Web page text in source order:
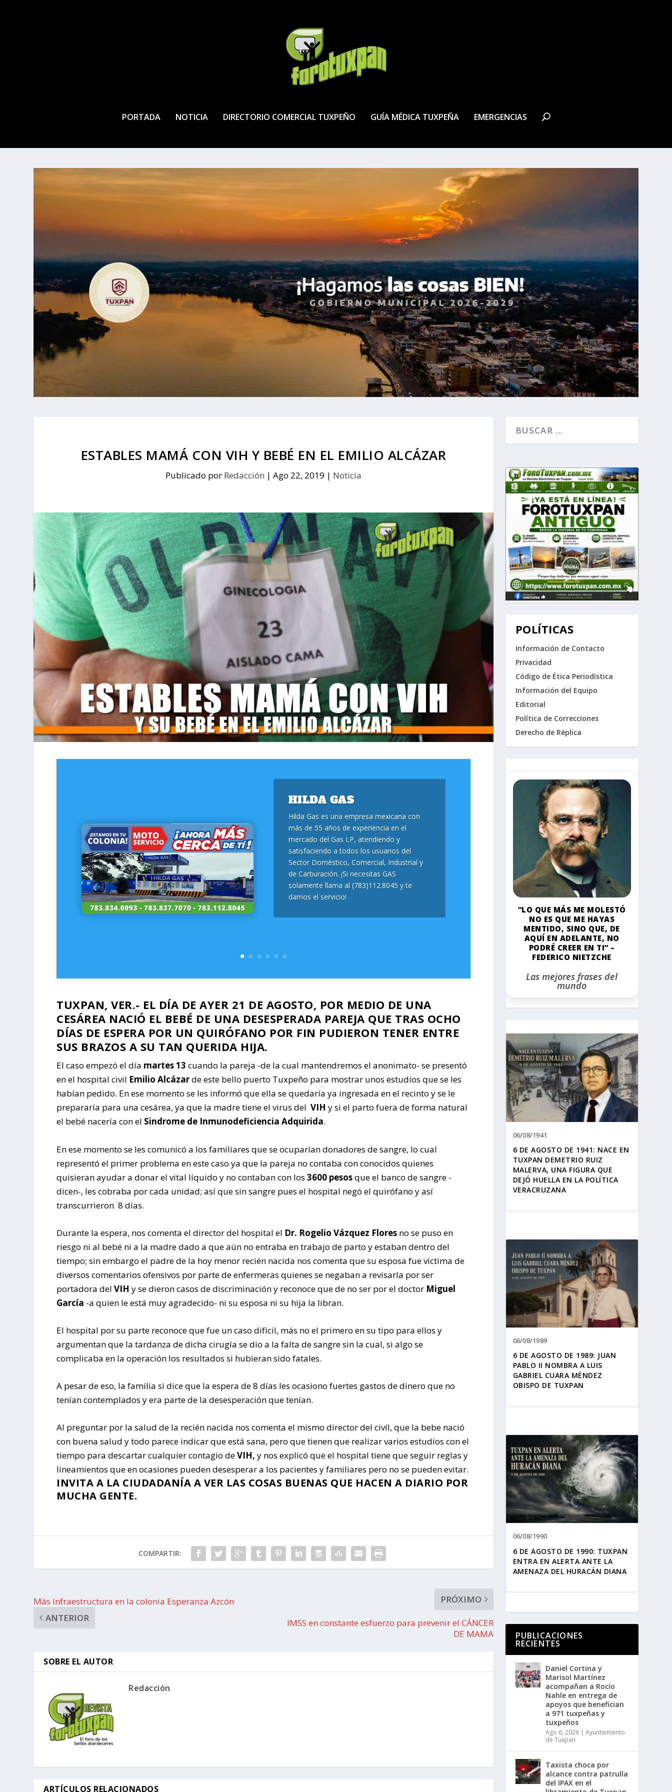
PORTADA NOTICIA DIRECTORIO COMERCIAL TUXPEÑO GUÍA MÉDICA TUXPEÑA EMERGENCIAS
ESTABLES MAMÁ CON VIH Y BEBÉ EN EL EMILIO ALCÁZAR
Publicado por Redacción | Ago 22, 2019 | Noticia
HILDA GAS
Hilda Gas es una empresa mexicana con
más de 55 años de experiencia en el
mercado del Gas LP, atendiendo y
satisfaciendo a todos los usuarios del
Sector Doméstico, Comercial, Industrial y
de Carburación. ¡Si necesitas GAS
solamente llama al (783)112.8045 y te
damos el servicio!
TUXPAN, VER.- EL DÍA DE AYER 21 DE AGOSTO, POR MEDIO DE UNA
CESÁREA NACIÓ EL BEBÉ DE UNA DESESPERADA PAREJA QUE TRAS OCHO
DÍAS DE ESPERA POR UN QUIRÓFANO POR FIN PUDIERON TENER ENTRE
SUS BRAZOS A SU TAN QUERIDA HIJA.
El caso empezó el día martes 13 cuando la pareja -de la cual mantendremos el anonimato- se presentó
en el hospital civil Emilio Alcázarde este bello puerto Tuxpeño para mostrar unos estudios que se les
habían pedido. En ese momento se les informó que ella se quedaría ya ingresada en el recinto y se le
prepararía para una cesárea, ya que la madre tiene el virus delVIH y si el parto fuera de forma natural
el bebé nacería con el Sindrome de Inmunodeficiencia Adquirida.
En ese momento se les comunicó a los familiares que se ocuparían donadores de sangre, lo cual
representó el primer problema en este caso ya que la pareja no contaba con conocidos quienes
quisieran ayudar a donar el vital líquido y no contaban con los3600 pesosque el banco de sangre -
dicen-, les cobraba por cada unidad; así que sin sangre pues el hospital negó el quirófano y así
transcurrieron 8 días.
Durante la espera, nos comenta el director del hospital el Dr. Rogelio Vázquez Flores no se puso en
riesgo ni al bebé ni a la madre dado a que aún no entraba en trabajo de parto y estaban dentro del
tiempo; sin embargo el padre de la hoy menor recién nacida nos comenta que su esposa fue víctima de
diversos comentarios ofensivos por parte de enfermeras quienes se negaban a revisarla por ser
portadora delVIH y se dieron casos de discriminación y reconoce que de no ser por el doctor Miguel
García -a quien le está muy agradecido- ni su esposa ni su hija la libran.
El hospital por su parte reconoce que fue un caso difícil, más no el primero en su tipo para ellos y
argumentan que la tardanza de dicha cirugía se dio a la falta de sangre sin la cual, si algo se
complicaba en la operación los resultados si hubieran sido fatales.
A pesar de eso, la familia si dice que la espera de 8 días les ocasiono fuertes gastos de dinero que no
tenían contemplados y era parte de la desesperación que tenían.
Al preguntar por la salud de la recién nacida nos comenta el mismo director del civíl, que la bebe nació
con buena salud y todo parece indicar que está sana, pero que tienen que realizar varios estudios con el
tiempo para descartar cualquier contagio deVIH, y nos explicó que el hospital tiene que seguir reglas y
lineamientos que en ocasiones pueden desesperar a los pacientes y familiares pero no se pueden evitar.
INVITA A LA CIUDADANÍA A VER LAS COSAS BUENAS QUE HACEN A DIARIO POR
MUCHA GENTE.
COMPARTIR:
Más Infraestructura en la colonia Esperanza Azcón
ANTERIOR
PRÓXIMO
IMSS en constante esfuerzo para prevenir el CÁNCER
DE MAMA
SOBRE EL AUTOR
Redacción
ARTÍCULOS RELACIONADOS
POLÍTICAS
Información de Contacto
Privacidad
Código de Ética Periodística
Información del Equipo
Editorial
Política de Correcciones
Derecho de Réplica
“LO QUE MÁS ME MOLESTÓ
NO ES QUE ME HAYAS
MENTIDO, SINO QUE, DE
AQUÍ EN ADELANTE, NO
PODRÉ CREER EN TI” –
FEDERICO NIETZCHE
Las mejores frases del
mundo
06/08/1941
6 DE AGOSTO DE 1941: NACE EN
TUXPAN DEMETRIO RUIZ
MALERVA, UNA FIGURA QUE
DEJÓ HUELLA EN LA POLÍTICA
VERACRUZANA
06/08/1989
6 DE AGOSTO DE 1989: JUAN
PABLO II NOMBRA A LUIS
GABRIEL CUARA MÉNDEZ
OBISPO DE TUXPAN
06/08/1990
6 DE AGOSTO DE 1990: TUXPAN
ENTRA EN ALERTA ANTE LA
AMENAZA DEL HURACÁN DIANA
PUBLICACIONES
RECIENTES
Daniel Cortina y
Marisol Martínez
acompañan a Rocío
Nahle en entrega de
apoyos que benefician
a 971 tuxpeñas y
tuxpeños
Ago 6, 2026| Ayuntamiento
de Tuxpan
Taxista choca por
alcance contra patrulla
del IPAX en el